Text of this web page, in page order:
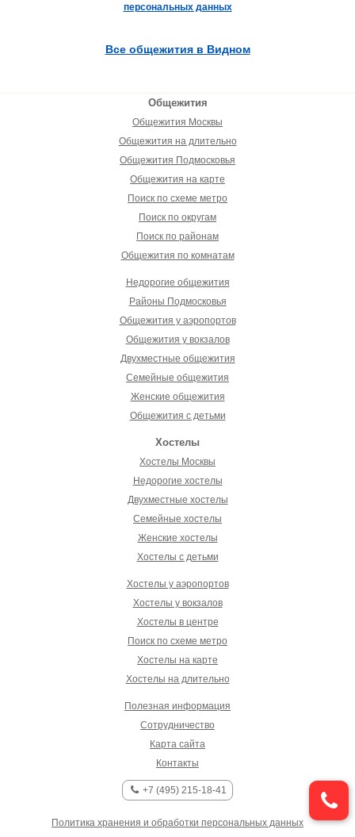
персональных данных
Все общежития в Видном
Общежития
Общежития Москвы
Общежития на длительно
Общежития Подмосковья
Общежития на карте
Поиск по схеме метро
Поиск по округам
Поиск по районам
Общежития по комнатам
Недорогие общежития
Районы Подмосковья
Общежития у аэропортов
Общежития у вокзалов
Двухместные общежития
Семейные общежития
Женские общежития
Общежития с детьми
Хостелы
Хостелы Москвы
Недорогие хостелы
Двухместные хостелы
Семейные хостелы
Женские хостелы
Хостелы с детьми
Хостелы у аэропортов
Хостелы у вокзалов
Хостелы в центре
Поиск по схеме метро
Хостелы на карте
Хостелы на длительно
Полезная информация
Сотрудничество
Карта сайта
Контакты
+7 (495) 215-18-41
Политика хранения и обработки персональных данных